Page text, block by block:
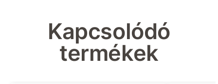
Kapcsolódó
termékek